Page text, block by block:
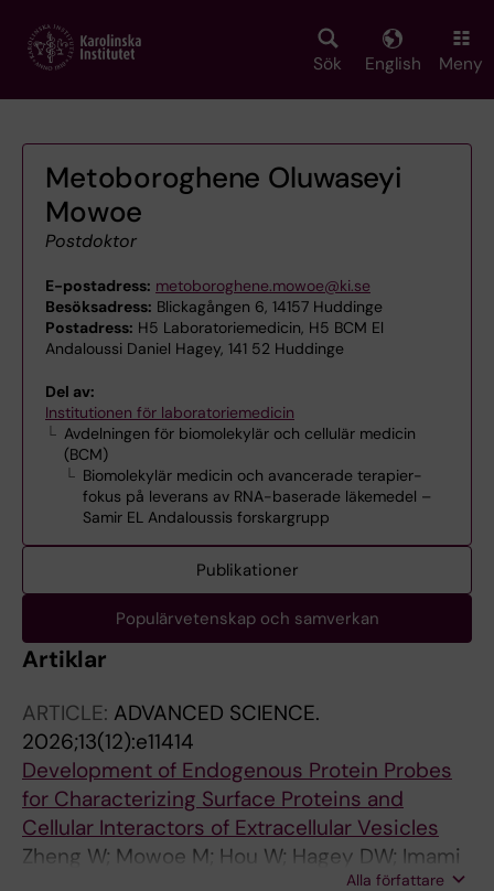
main
Sök English Meny
Metoboroghene Oluwaseyi
Mowoe
Postdoktor
E-postadress: metoboroghene.mowoe@ki.se
Besöksadress: Blickagången 6, 14157 Huddinge
Postadress: H5 Laboratoriemedicin, H5 BCM El
Andaloussi Daniel Hagey, 141 52 Huddinge
Del av:
Institutionen för laboratoriemedicin
Avdelningen för biomolekylär och cellulär medicin
(BCM)
Biomolekylär medicin och avancerade terapier-
fokus på leverans av RNA-baserade läkemedel –
Samir EL Andaloussis forskargrupp
Publikationer
Populärvetenskap och samverkan
Artiklar
ARTICLE: ADVANCED SCIENCE.
2026;13(12):e11414
Development of Endogenous Protein Probes
for Characterizing Surface Proteins and
Cellular Interactors of Extracellular Vesicles
Zheng W; Mowoe M; Hou W; Hagey DW; Imami
Alla författare